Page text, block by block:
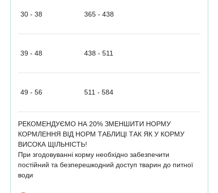
30 - 38 365 - 438
39 - 48 438 - 511
49 - 56 511 - 584
РЕКОМЕНДУЄМО НА 20% ЗМЕНШИТИ НОРМУ
КОРМЛЕННЯ ВІД НОРМ ТАБЛИЦІ ТАК ЯК У КОРМУ
ВИСОКА ЩІЛЬНІСТЬ!
При згодовуванні корму необхідно забезпечити
постійний та безперешкодний доступ тварин до питної
води